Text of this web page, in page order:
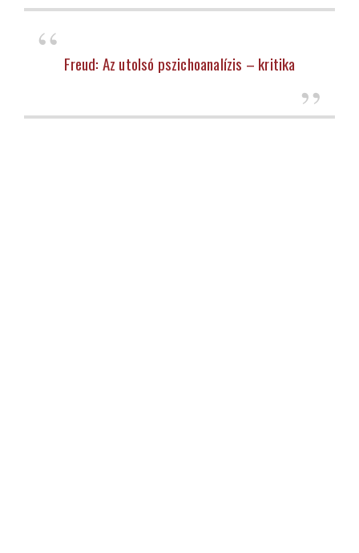
Freud: Az utolsó pszichoanalízis – kritika